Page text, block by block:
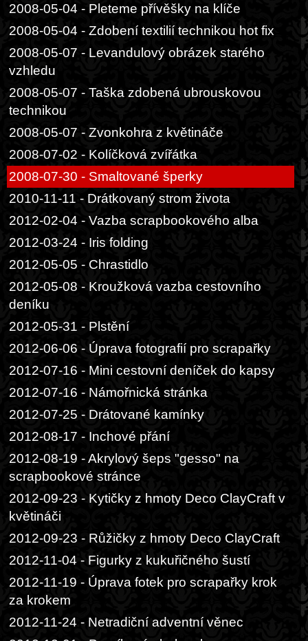
2008-05-04 - Pleteme přívěšky na klíče
2008-05-04 - Zdobení textilií technikou hot fix
2008-05-07 - Levandulový obrázek starého
vzhledu
2008-05-07 - Taška zdobená ubrouskovou
technikou
2008-05-07 - Zvonkohra z květináče
2008-07-02 - Kolíčková zvířátka
2008-07-30 - Smaltované šperky
2010-11-11 - Drátkovaný strom života
2012-02-04 - Vazba scrapbookového alba
2012-03-24 - Iris folding
2012-05-05 - Chrastidlo
2012-05-08 - Kroužková vazba cestovního
deníku
2012-05-31 - Plstění
2012-06-06 - Úprava fotografií pro scrapařky
2012-07-16 - Mini cestovní deníček do kapsy
2012-07-16 - Námořnická stránka
2012-07-25 - Drátované kamínky
2012-08-17 - Inchové přání
2012-08-19 - Akrylový šeps "gesso" na
scrapbookové stránce
2012-09-23 - Kytičky z hmoty Deco ClayCraft v
květináči
2012-09-23 - Růžičky z hmoty Deco ClayCraft
2012-11-04 - Figurky z kukuřičného šustí
2012-11-19 - Úprava fotek pro scrapařky krok
za krokem
2012-11-24 - Netradiční adventní věnec